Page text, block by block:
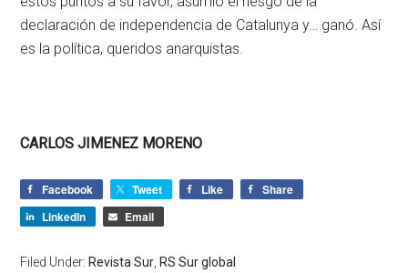
declaración de independencia de Catalunya y… ganó. Así
es la política, queridos anarquistas.
CARLOS JIMENEZ MORENO
Facebook Tweet Like
Share
LinkedIn
Email
Filed Under: Revista Sur RS Sur global